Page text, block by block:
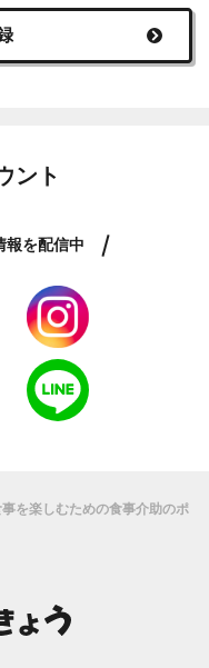
ント
報を配信中
を楽しむための食事介助のポ